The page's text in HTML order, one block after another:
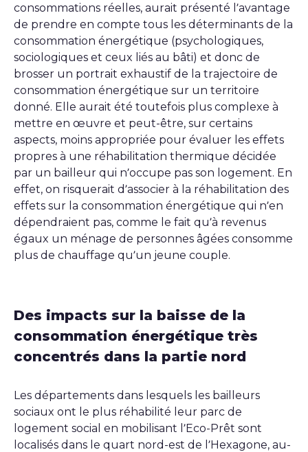
consommations réelles, aurait présenté l’avantage
de prendre en compte tous les déterminants de la
consommation énergétique (psychologiques,
sociologiques et ceux liés au bâti) et donc de
brosser un portrait exhaustif de la trajectoire de
consommation énergétique sur un territoire
donné. Elle aurait été toutefois plus complexe à
mettre en œuvre et peut-être, sur certains
aspects, moins appropriée pour évaluer les effets
propres à une réhabilitation thermique décidée
par un bailleur qui n’occupe pas son logement. En
effet, on risquerait d’associer à la réhabilitation des
effets sur la consommation énergétique qui n’en
dépendraient pas, comme le fait qu’à revenus
égaux un ménage de personnes âgées consomme
plus de chauffage qu’un jeune couple.
Des impacts sur la baisse de la
consommation énergétique très
concentrés dans la partie nord
Les départements dans lesquels les bailleurs
sociaux ont le plus réhabilité leur parc de
logement social en mobilisant l’Eco-Prêt sont
localisés dans le quart nord-est de l’Hexagone, au-